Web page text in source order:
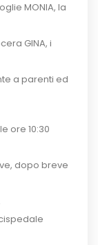
MONIA, la
GINA, i
a parenti ed
ore 10:30
dopo breve